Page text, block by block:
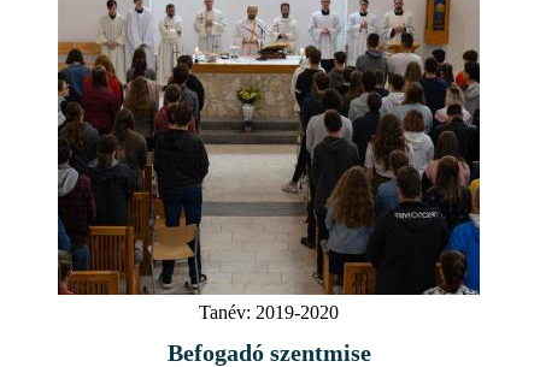
Tanév: 2019-2020
Befogadó szentmise